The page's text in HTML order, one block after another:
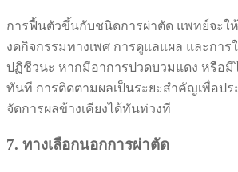
การฟื้นตัวขึ้นกับชนิดการผ่าตัด แพทย์จะใ
งดกิจกรรมทางเพศ การดูแลแผล และการ
ปฏิชีวนะ หากมีอาการปวดบวมแดง หรือมี
ทันที การติดตามผลเป็นระยะสำคัญเพื่อปร
จัดการผลข้างเคียงได้ทันท่วงที
7. ทางเลือกนอกการผ่าตัด